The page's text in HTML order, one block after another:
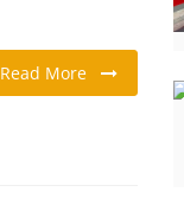
Read More